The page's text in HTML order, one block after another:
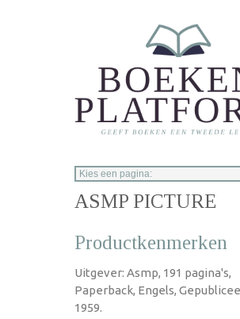
ASMP PICTURE
Productkenmerken
Uitgever: Asmp, 191 pagina's,
Paperback, Engels,
1959.